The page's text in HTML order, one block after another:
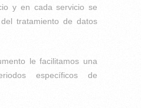
y en cada servicio se
tratamiento de datos
le facilitamos una
específicos de